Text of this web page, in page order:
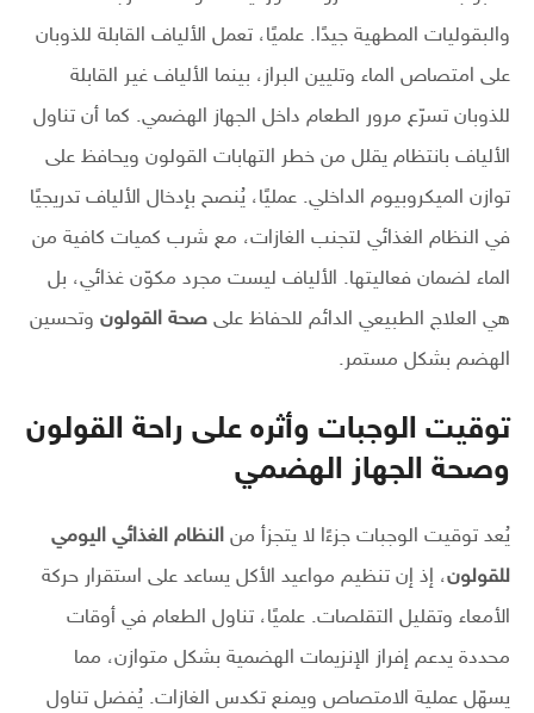
والبقوليات المطهية جيدًا. علميًا، تعمل الألياف القابلة للذوبان
على امتصاص الماء وتليين البراز، بينما الألياف غير القابلة
للذوبان تسرّع مرور الطعام داخل الجهاز الهضمي. كما أن تناول
الألياف بانتظام يقلل من خطر التهابات القولون ويحافظ على
توازن الميكروبيوم الداخلي. عمليًا، يُنصح بإدخال الألياف تدريجيًا
في النظام الغذائي لتجنب الغازات، مع شرب كميات كافية من
الماء لضمان فعاليتها. الألياف ليست مجرد مكوّن غذائي، بل
هي العلاج الطبيعي الدائم للحفاظ على صحة القولون وتحسين
الهضم بشكل مستمر.
توقيت الوجبات وأثره على راحة القولون
وصحة الجهاز الهضمي
يُعد توقيت الوجبات جزءًا لا يتجزأ من النظام الغذائي اليومي
للقولون، إذ إن تنظيم مواعيد الأكل يساعد على استقرار حركة
الأمعاء وتقليل التقلصات. علميًا، تناول الطعام في أوقات
محددة يدعم إفراز الإنزيمات الهضمية بشكل متوازن، مما
يسهّل عملية الامتصاص ويمنع تكدس الغازات. يُفضل تناول